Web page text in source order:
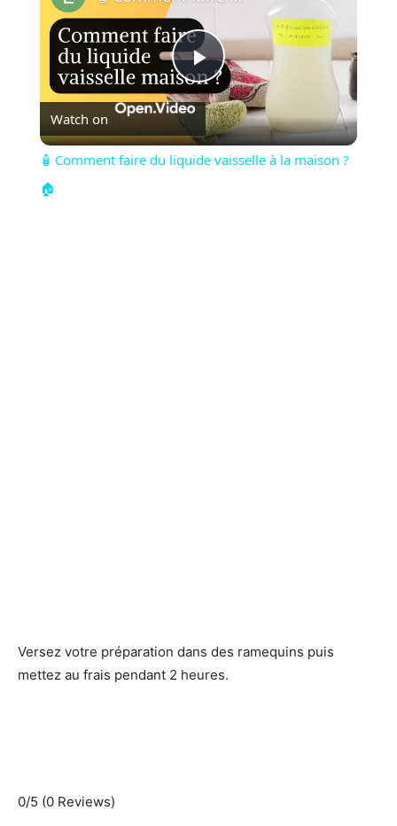
Play
Video
Watch on
🧴 Comment faire du liquide vaisselle à la maison ?
🏠
Versez votre préparation dans des ramequins puis
mettez au frais pendant 2 heures.
0/5 (0 Reviews)